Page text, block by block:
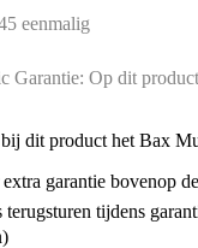
eenmalig
Garantie: Op dit
dit product het Bax
extra garantie bovenop
terugsturen tijdens